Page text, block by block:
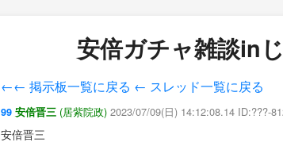
安倍ガチャ雑談in
←← 掲示板一覧に戻る ← スレッド一覧に戻る
99 安倍晋三 (居紫院政) 2023/07/09(日) 14:12:08.14 ID:???-
安倍晋三